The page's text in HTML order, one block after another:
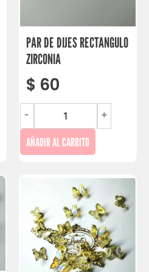
PAR DE DIJES RECTANGULO
ZIRCONIA
$ 60
- +
AÑADIR AL CARRITO